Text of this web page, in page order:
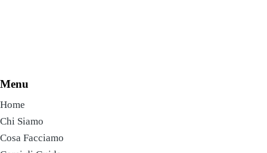
Menu
Home
Chi Siamo
Cosa Facciamo